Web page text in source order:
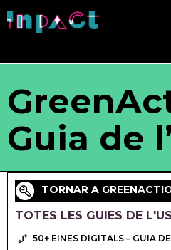
Vés
al
Guia de
TORNAR A
TOTES LES GUIES DE
50+ EINES DIGITALS – GUIA DE